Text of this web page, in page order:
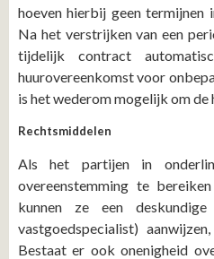
hoeven hierbij geen termijnen
Na het verstrijken van een
tijdelijk contract
huurovereenkomst voor
is het wederom mogelijk om
Rechtsmiddelen
Als het partijen in
overeenstemming te
kunnen ze een
vastgoedspecialist)
Bestaat er ook onenigheid